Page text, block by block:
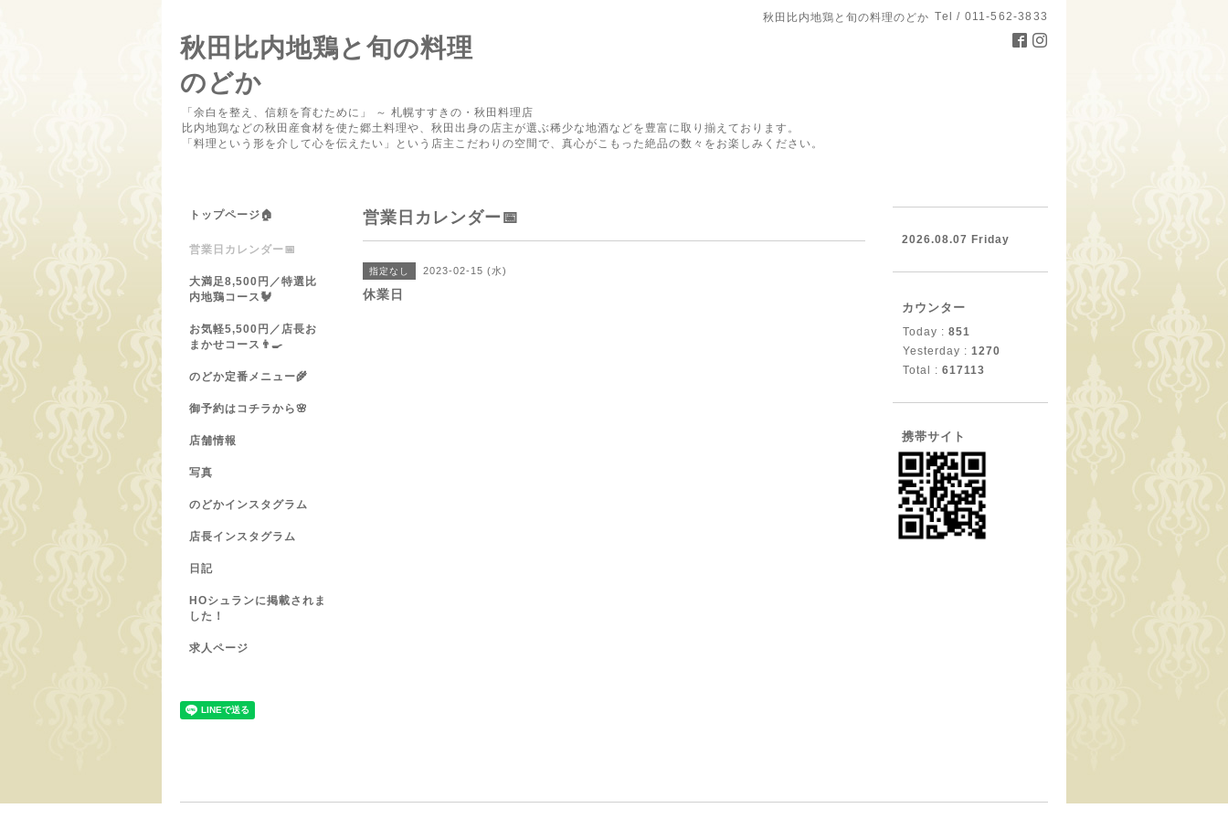
秋田比内地鶏と旬の料理のどか Tel / 011-562-3833
秋田比内地鶏と旬の料理
のどか
「余白を整え、信頼を育むために」 ～ 札幌すすきの・秋田料理店
比内地鶏などの秋田産食材を使た郷土料理や、秋田出身の店主が選ぶ稀少な地酒などを豊富に取り揃えております。
「料理という形を介して心を伝えたい」という店主こだわりの空間で、真心がこもった絶品の数々をお楽しみください。
営業日カレンダー📅
指定なし 2023-02-15 (水)
休業日
トップページ🏠
営業日カレンダー📅
大満足8,500円／特選比
内地鶏コース🐓
お気軽5,500円／店長お
まかせコース👨‍🍳
のどか定番メニュー🌾
御予約はコチラから🌸
店舗情報
写真
のどかインスタグラム
店長インスタグラム
日記
HOシュランに掲載されま
した！
求人ページ
2026.08.07 Friday
カウンター
Today : 851
Yesterday : 1270
Total : 617113
携帯サイト